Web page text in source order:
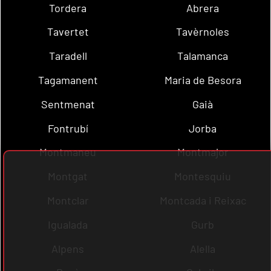
Tordera
Abrera
Tavertet
Tavèrnoles
Taradell
Talamanca
Tagamanent
Maria de Besora
Sentmenat
Gaià
Fontrubí
Jorba
Montmaneu
Montmajor
Montgat
Montesquiu
Montclar
Montcada i Reixac
Igualada
Gurb
Alpens
Alella